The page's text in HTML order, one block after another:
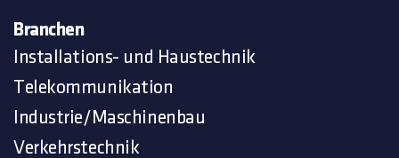
Branchen
Installations- und Haustechnik
Telekommunikation
Industrie/Maschinenbau
Verkehrstechnik